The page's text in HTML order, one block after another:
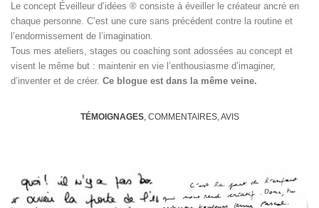
Le concept Éveilleur d’idées ® consiste à éveiller le créateur ancré en
chaque personne. C’est une cure sans précédent contre la routine et
l’endormissement de l’imagination.
Tous mes ateliers, stages ou coaching sont adossées au concept et
visent le même but : maintenir en vie l’enthousiasme d’imaginer,
d’inventer et de créer. Ce blogue est dans la même veine.
TÉMOIGNAGES, COMMENTAIRES, AVIS